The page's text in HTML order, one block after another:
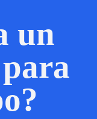
un